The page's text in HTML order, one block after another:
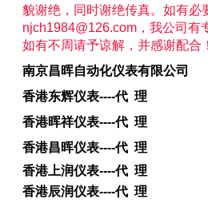
貌谢绝，同时谢绝传真。如有必
njch1984@126.com ，我公司有
如有不周请予谅解，并感谢配合！
南京昌晖自动化仪表有限公司
香港东辉仪表----代 理
香港晖祥仪表----代 理
香港昌晖仪表----代 理
香港上润仪表----代 理
香港辰润仪表----代 理